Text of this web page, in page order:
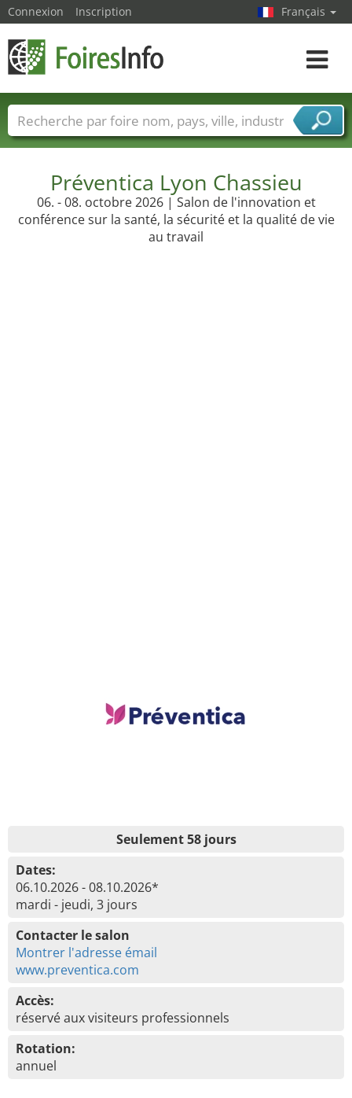
Préventica Lyon Chassieu
06. - 08. octobre 2026 | Salon de l'innovation et
conférence sur la santé, la sécurité et la qualité de vie
au travail
Seulement 58 jours
Dates:
06.10.2026 - 08.10.2026*
mardi - jeudi, 3 jours
Contacter le salon
Montrer l'adresse émail
www.preventica.com
Accès:
réservé aux visiteurs professionnels
Rotation:
annuel
Connexion Inscription Français
Toggle
Foire noms Pays Villes
Secteurs de foire